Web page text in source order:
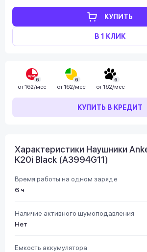
КУПИТЬ
В 1 КЛИК
6
от162/мес
6
от162/мес
6
от162/мес
КУПИТЬ В КРЕДИТ
Характеристики Наушники
K20i Black (A3994G11)
Время работы на одном заряде
6 ч
Наличие активного шумоподавления
Нет
Емкость аккумулятора